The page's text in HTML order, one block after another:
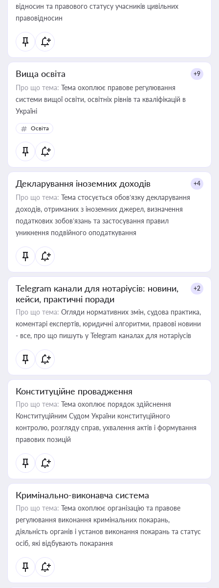
відносин та правового статусу учасників цивільних
правовідносин
Вища освіта +9
Про що тема: Тема охоплює правове регулювання
системи вищої освіти, освітніх рівнів та кваліфікацій в
Україні
Освіта
Декларування іноземних доходів +4
Про що тема: Тема стосується обов’язку декларування
доходів, отриманих з іноземних джерел, визначення
податкових зобов’язань та застосування правил
уникнення подвійного оподаткування
Telegram канали для нотаріусів: новини,
кейси, практичні поради
+2
Про що тема: Огляди нормативних змін, судова практика,
коментарі експертів, юридичні алгоритми, правові новини
- все, про що пишуть у Telegram каналах для нотаріусів
Конституційне провадження
Про що тема: Тема охоплює порядок здійснення
Конституційним Судом України конституційного
контролю, розгляду справ, ухвалення актів і формування
правових позицій
Кримінально-виконавча система
Про що тема: Тема охоплює організацію та правове
регулювання виконання кримінальних покарань,
діяльність органів і установ виконання покарань та статус
осіб, які відбувають покарання